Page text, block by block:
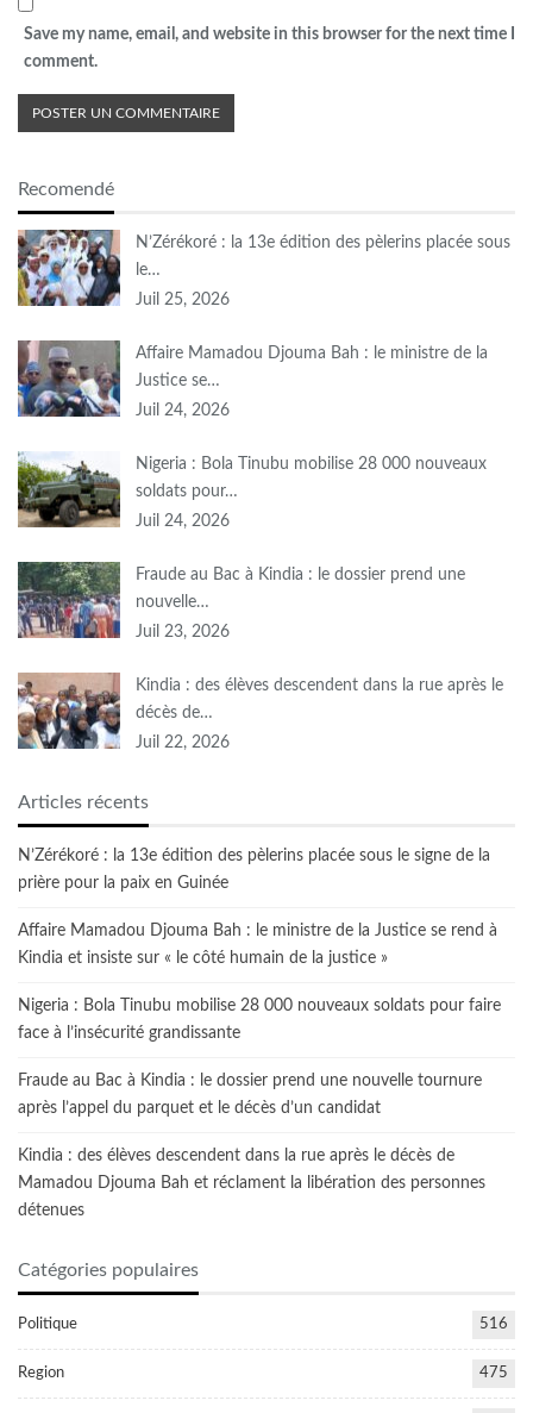
Save my name, email, and website in this browser for the next time I
comment.
Recomendé
N’Zérékoré : la 13e édition des pèlerins placée sous
le…
Juil 25, 2026
Affaire Mamadou Djouma Bah : le ministre de la
Justice se…
Juil 24, 2026
Nigeria : Bola Tinubu mobilise 28 000 nouveaux
soldats pour…
Juil 24, 2026
Fraude au Bac à Kindia : le dossier prend une
nouvelle…
Juil 23, 2026
Kindia : des élèves descendent dans la rue après le
décès de…
Juil 22, 2026
Articles récents
N’Zérékoré : la 13e édition des pèlerins placée sous le signe de la
prière pour la paix en Guinée
Affaire Mamadou Djouma Bah : le ministre de la Justice se rend à
Kindia et insiste sur « le côté humain de la justice »
Nigeria : Bola Tinubu mobilise 28 000 nouveaux soldats pour faire
face à l’insécurité grandissante
Fraude au Bac à Kindia : le dossier prend une nouvelle tournure
après l’appel du parquet et le décès d’un candidat
Kindia : des élèves descendent dans la rue après le décès de
Mamadou Djouma Bah et réclament la libération des personnes
détenues
Catégories populaires
Politique 516
Region 475